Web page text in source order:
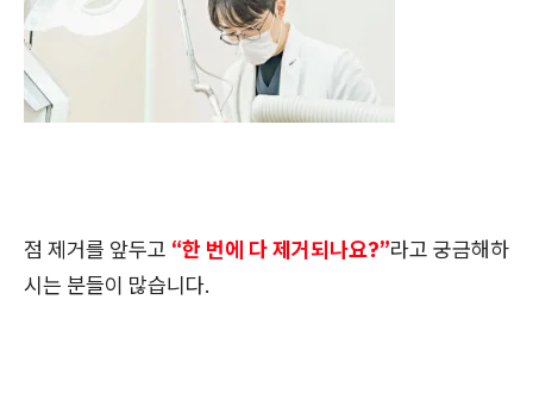
점 제거를 앞두고 “한 번에 다 제거되나요?”라고 궁금해하
시는 분들이 많습니다.